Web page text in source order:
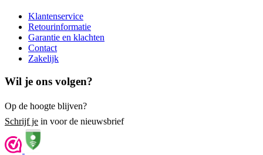
Klantenservice
Retourinformatie
Garantie en klachten
Contact
Zakelijk
Wil je ons volgen?
Op de hoogte blijven?
Schrijf je in voor de nieuwsbrief